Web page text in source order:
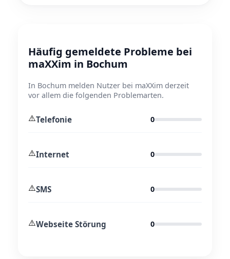
Häufig gemeldete Probleme bei
maXXim in Bochum
In Bochum melden Nutzer bei maXXim derzeit
vor allem die folgenden Problemarten.
⚠️Telefonie 0
⚠️Internet 0
⚠️SMS 0
⚠️Webseite Störung 0